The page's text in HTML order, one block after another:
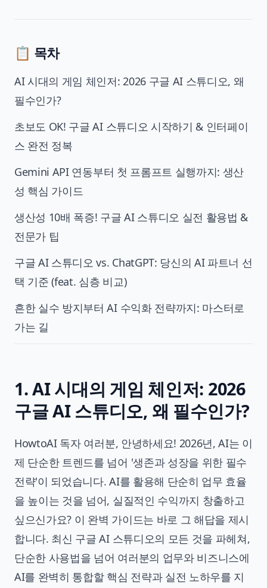
📋 목차
AI 시대의 게임 체인저: 2026 구글 AI 스튜디오, 왜
필수인가?
초보도 OK! 구글 AI 스튜디오 시작하기 & 인터페이
스 완전 정복
Gemini API 연동부터 첫 프롬프트 실행까지: 생산
성 핵심 가이드
생산성 10배 폭증! 구글 AI 스튜디오 실전 활용법 &
전문가 팁
구글 AI 스튜디오 vs. ChatGPT: 당신의 AI 파트너 선
택 기준 (feat. 심층 비교)
흔한 실수 방지부터 AI 수익화 전략까지: 마스터로
가는 길
1. AI 시대의 게임 체인저: 2026
구글 AI 스튜디오, 왜 필수인가?
HowtoAI 독자 여러분, 안녕하세요! 2026년, AI는 이
제 단순한 트렌드를 넘어 '생존과 성장을 위한 필수
전략'이 되었습니다. AI를 활용해 단순히 업무 효율
을 높이는 것을 넘어, 실질적인 수익까지 창출하고
싶으신가요? 이 완벽 가이드는 바로 그 해답을 제시
합니다. 최신 구글 AI 스튜디오의 모든 것을 파헤쳐,
단순한 사용법을 넘어 여러분의 업무와 비즈니스에
AI를 완벽히 통합할 핵심 전략과 실전 노하우를 지